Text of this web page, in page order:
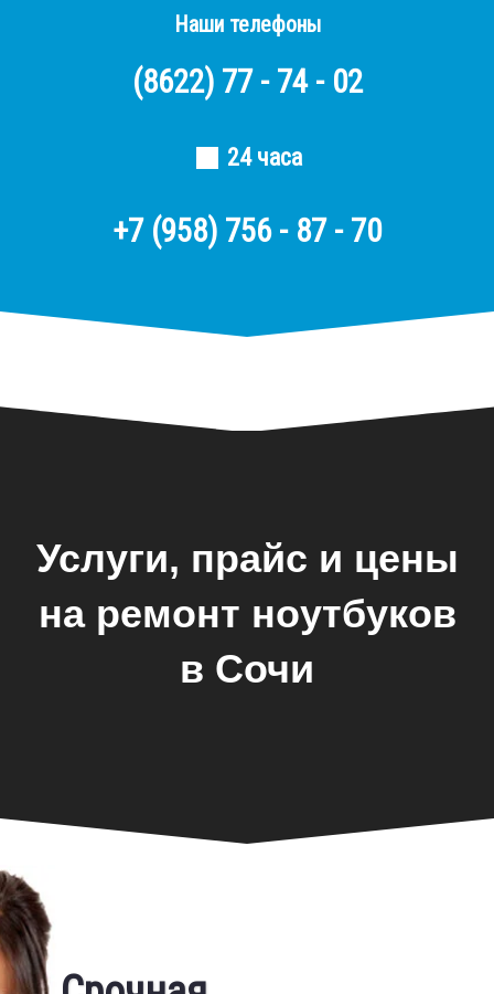
Наши телефоны
(8622) 77 - 74 - 02
24 часа
+7 (958) 756 - 87 - 70
Услуги, прайс и цены
на ремонт ноутбуков
в Сочи
Замена экрана